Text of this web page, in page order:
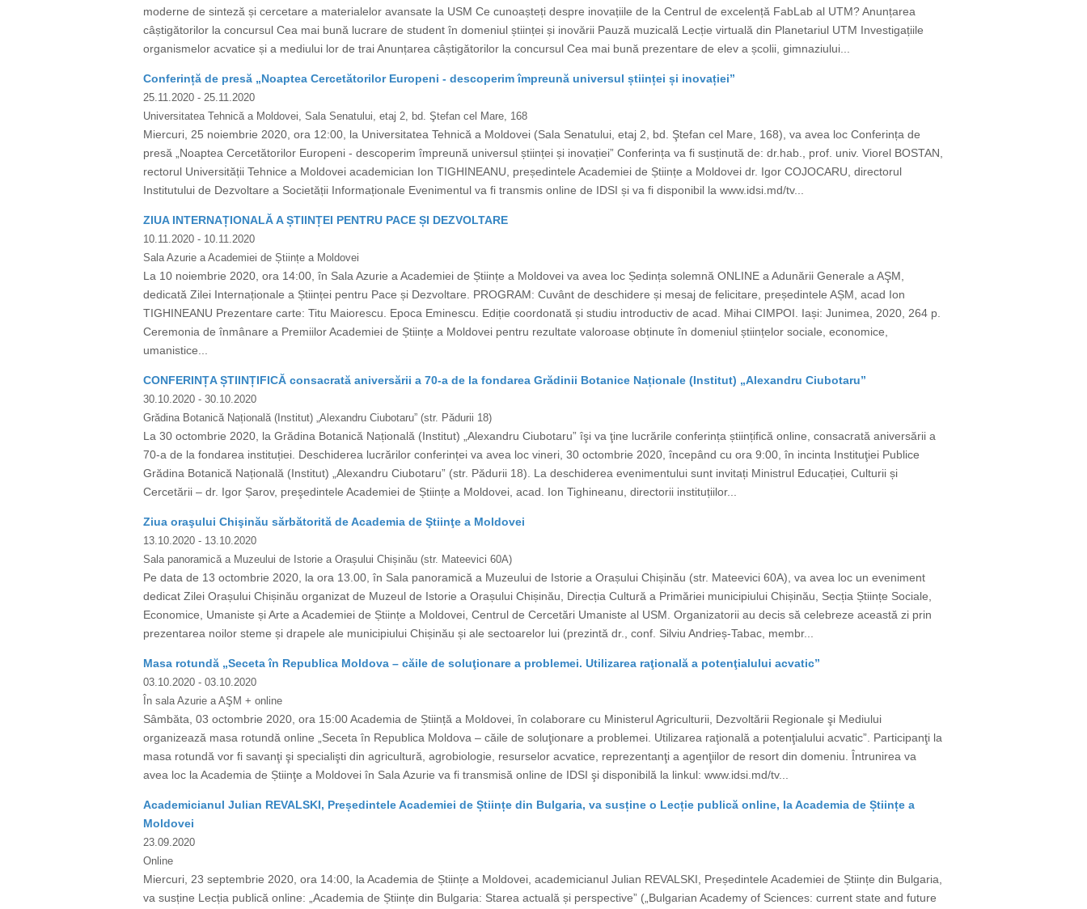
moderne de sinteză și cercetare a materialelor avansate la USM Ce cunoașteți despre inovațiile de la Centrul de excelență FabLab al UTM? Anunțarea
câștigătorilor la concursul Cea mai bună lucrare de student în domeniul științei și inovării Pauză muzicală Lecție virtuală din Planetariul UTM Investigațiile
organismelor acvatice și a mediului lor de trai Anunțarea câștigătorilor la concursul Cea mai bună prezentare de elev a școlii, gimnaziului...
Conferință de presă „Noaptea Cercetătorilor Europeni - descoperim împreună universul științei și inovației”
25.11.2020 - 25.11.2020
Universitatea Tehnică a Moldovei, Sala Senatului, etaj 2, bd. Ştefan cel Mare, 168
Miercuri, 25 noiembrie 2020, ora 12:00, la Universitatea Tehnică a Moldovei (Sala Senatului, etaj 2, bd. Ştefan cel Mare, 168), va avea loc Conferința de
presă „Noaptea Cercetătorilor Europeni - descoperim împreună universul științei și inovației” Conferința va fi susținută de: dr.hab., prof. univ. Viorel BOSTAN,
rectorul Universității Tehnice a Moldovei academician Ion TIGHINEANU, președintele Academiei de Științe a Moldovei dr. Igor COJOCARU, directorul
Institutului de Dezvoltare a Societății Informaționale Evenimentul va fi transmis online de IDSI și va fi disponibil la www.idsi.md/tv...
ZIUA INTERNAȚIONALĂ A ȘTIINȚEI PENTRU PACE ȘI DEZVOLTARE
10.11.2020 - 10.11.2020
Sala Azurie a Academiei de Științe a Moldovei
La 10 noiembrie 2020, ora 14:00, în Sala Azurie a Academiei de Științe a Moldovei va avea loc Ședința solemnă ONLINE a Adunării Generale a AŞM,
dedicată Zilei Internaționale a Științei pentru Pace și Dezvoltare. PROGRAM: Cuvânt de deschidere și mesaj de felicitare, președintele AȘM, acad Ion
TIGHINEANU Prezentare carte: Titu Maiorescu. Epoca Eminescu. Ediție coordonată și studiu introductiv de acad. Mihai CIMPOI. Iași: Junimea, 2020, 264 p.
Ceremonia de înmânare a Premiilor Academiei de Științe a Moldovei pentru rezultate valoroase obținute în domeniul științelor sociale, economice,
umanistice...
CONFERINȚA ȘTIINȚIFICĂ consacrată aniversării a 70-a de la fondarea Grădinii Botanice Naționale (Institut) „Alexandru Ciubotaru”
30.10.2020 - 30.10.2020
Grădina Botanică Națională (Institut) „Alexandru Ciubotaru” (str. Pădurii 18)
La 30 octombrie 2020, la Grădina Botanică Națională (Institut) „Alexandru Ciubotaru” îşi va ţine lucrările conferința științifică online, consacrată aniversării a
70-a de la fondarea instituției. Deschiderea lucrărilor conferinței va avea loc vineri, 30 octombrie 2020, începând cu ora 9:00, în incinta Instituţiei Publice
Grădina Botanică Națională (Institut) „Alexandru Ciubotaru” (str. Pădurii 18). La deschiderea evenimentului sunt invitați Ministrul Educației, Culturii și
Cercetării – dr. Igor Șarov, preşedintele Academiei de Științe a Moldovei, acad. Ion Tighineanu, directorii instituțiilor...
Ziua oraşului Chişinău sărbătorită de Academia de Ştiinţe a Moldovei
13.10.2020 - 13.10.2020
Sala panoramică a Muzeului de Istorie a Orașului Chișinău (str. Mateevici 60A)
Pe data de 13 octombrie 2020, la ora 13.00, în Sala panoramică a Muzeului de Istorie a Orașului Chișinău (str. Mateevici 60A), va avea loc un eveniment
dedicat Zilei Orașului Chișinău organizat de Muzeul de Istorie a Orașului Chișinău, Direcția Cultură a Primăriei municipiului Chișinău, Secția Științe Sociale,
Economice, Umaniste și Arte a Academiei de Științe a Moldovei, Centrul de Cercetări Umaniste al USM. Organizatorii au decis să celebreze această zi prin
prezentarea noilor steme și drapele ale municipiului Chișinău și ale sectoarelor lui (prezintă dr., conf. Silviu Andrieș-Tabac, membr...
Masa rotundă „Seceta în Republica Moldova – căile de soluţionare a problemei. Utilizarea raţională a potenţialului acvatic”
03.10.2020 - 03.10.2020
În sala Azurie a AŞM + online
Sâmbăta, 03 octombrie 2020, ora 15:00 Academia de Știință a Moldovei, în colaborare cu Ministerul Agriculturii, Dezvoltării Regionale şi Mediului
organizează masa rotundă online „Seceta în Republica Moldova – căile de soluţionare a problemei. Utilizarea raţională a potenţialului acvatic”. Participanţi la
masa rotundă vor fi savanţi şi specialişti din agricultură, agrobiologie, resurselor acvatice, reprezentanţi a agenţiilor de resort din domeniu. Întrunirea va
avea loc la Academia de Știinţe a Moldovei în Sala Azurie va fi transmisă online de IDSI şi disponibilă la linkul: www.idsi.md/tv...
Academicianul Julian REVALSKI, Președintele Academiei de Științe din Bulgaria, va susține o Lecție publică online, la Academia de Științe a
Moldovei
23.09.2020
Online
Miercuri, 23 septembrie 2020, ora 14:00, la Academia de Științe a Moldovei, academicianul Julian REVALSKI, Președintele Academiei de Științe din Bulgaria,
va susține Lecția publică online: „Academia de Științe din Bulgaria: Starea actuală și perspective” („Bulgarian Academy of Sciences: current state and future